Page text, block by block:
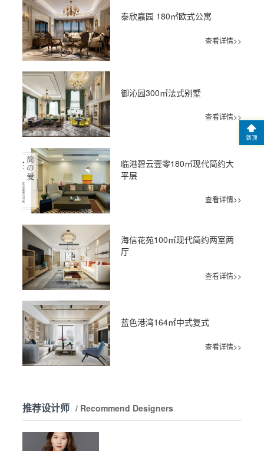
泰欣嘉园 180㎡欧式公寓
查看详情>>
御沁园300㎡法式别墅
查看详情>>
临港碧云壹零180㎡现代简约大
平层
查看详情>>
海信花苑100㎡现代简约两室两
厅
查看详情>>
蓝色港湾164㎡中式复式
查看详情>>
推荐设计师 / Recommend Designers
到顶